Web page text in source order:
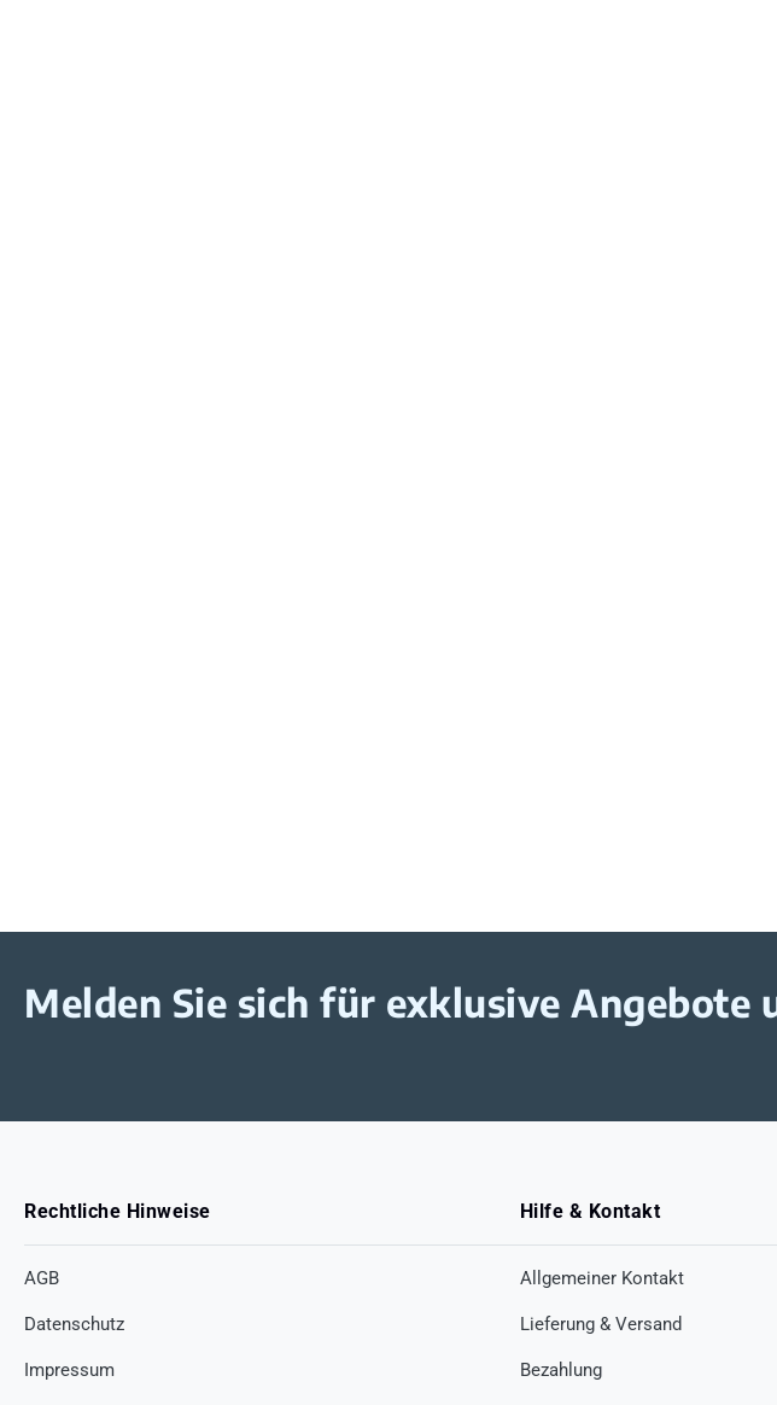
Melden Sie sich für exklusive Angebote
Rechtliche Hinweise
AGB
Datenschutz
Impressum
Hilfe & Kontakt
Allgemeiner Kontakt
Lieferung & Versand
Bezahlung